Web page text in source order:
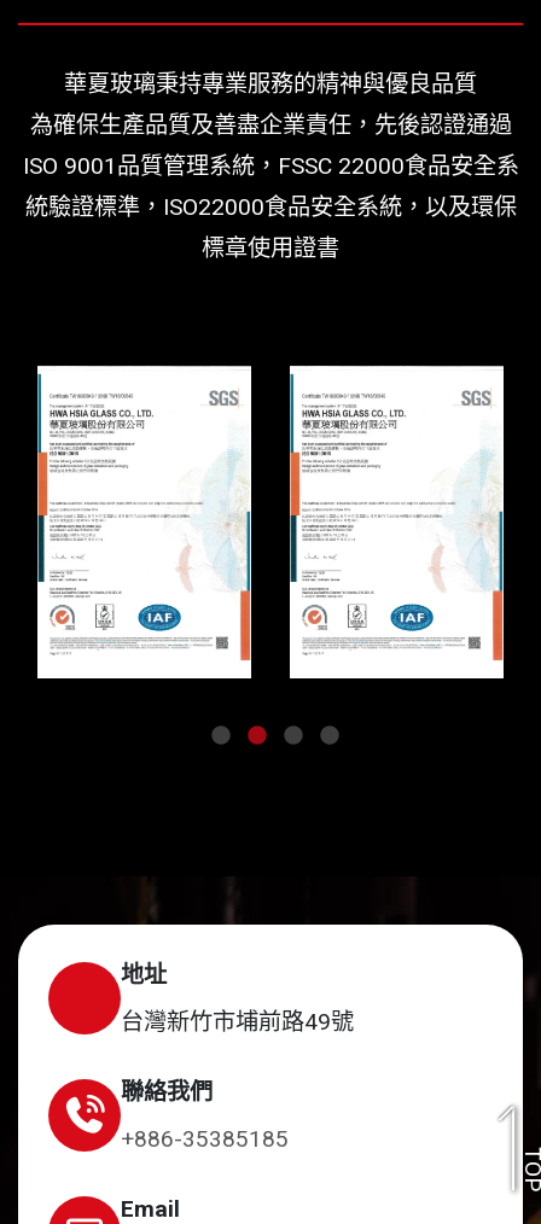
華夏玻璃秉持專業服務的精神與優良品質
為確保生產品質及善盡企業責任，先後認證通過
ISO 9001品質管理系統，FSSC 22000食品安全系
統驗證標準，ISO22000食品安全系統，以及環保
標章使用證書
地址
台灣新竹市埔前路49號
聯絡我們
+886-35385185
Email